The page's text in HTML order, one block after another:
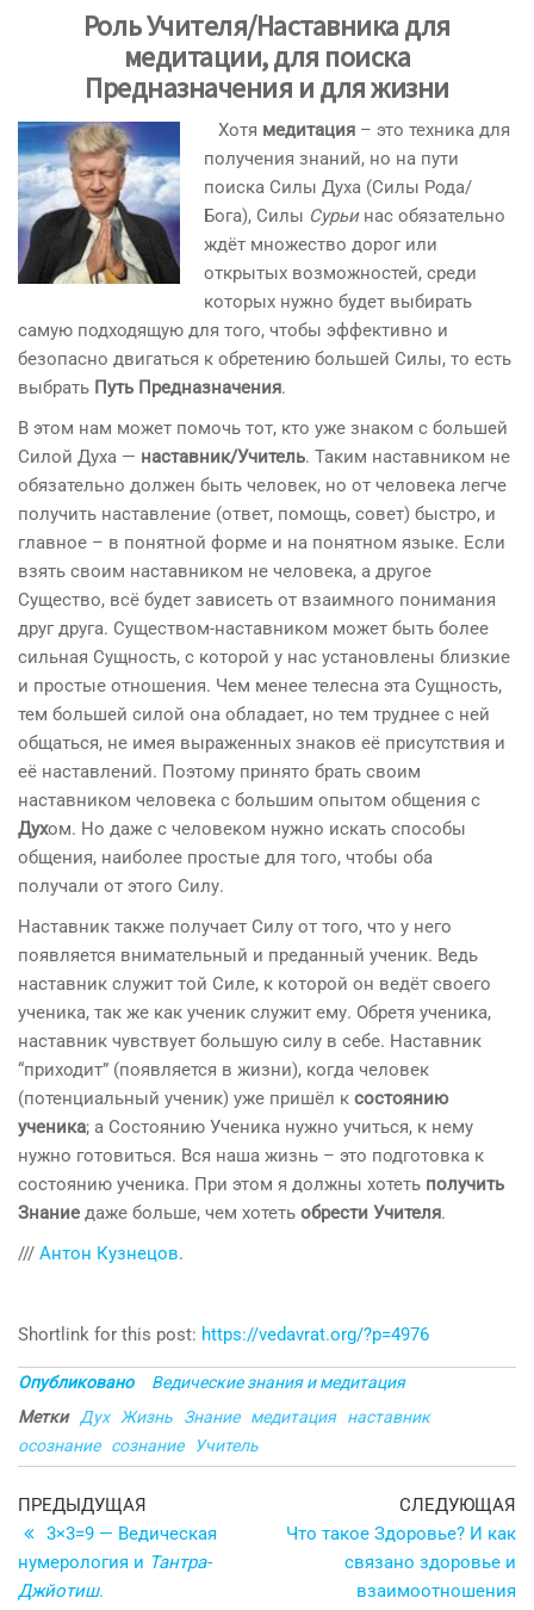
Роль Учителя/Наставника для
медитации, для поиска
Предназначения и для жизни
Хотя медитация – это техника для
получения знаний, но на пути
поиска Силы Духа (Силы Рода/
Бога), Силы Сурьинас обязательно
ждёт множество дорог или
открытых возможностей, среди
которых нужно будет выбирать
самую подходящую для того, чтобы эффективно и
безопасно двигаться к обретению большей Силы, то есть
выбрать Путь Предназначения.
В этом нам может помочь тот, кто уже знаком с большей
Силой Духа — наставник/Учитель. Таким наставником не
обязательно должен быть человек, но от человека легче
получить наставление (ответ, помощь, совет) быстро, и
главное – в понятной форме и на понятном языке. Если
взять своим наставником не человека, а другое
Существо, всё будет зависеть от взаимного понимания
друг друга. Существом-наставником может быть более
сильная Сущность, с которой у нас установлены близкие
и простые отношения. Чем менее телесна эта Сущность,
тем большей силой она обладает, но тем труднее с ней
общаться, не имея выраженных знаков её присутствия и
её наставлений. Поэтому принято брать своим
наставником человека с большим опытом общения с
Духом. Но даже с человеком нужно искать способы
общения, наиболее простые для того, чтобы оба
получали от этого Силу.
Наставник также получает Силу от того, что у него
появляется внимательный и преданный ученик. Ведь
наставник служит той Силе, к которой он ведёт своего
ученика, так же как ученик служит ему. Обретя ученика,
наставник чувствует большую силу в себе. Наставник
“приходит” (появляется в жизни), когда человек
(потенциальный ученик) уже пришёл к состоянию
ученика; а Состоянию Ученика нужно учиться, к нему
нужно готовиться. Вся наша жизнь – это подготовка к
состоянию ученика. При этом я должны хотеть получить
Знание даже больше, чем хотеть обрести Учителя.
/// Антон Кузнецов.
Shortlink for this post: https://vedavrat.org/?p=4976
Опубликовано
Ведические знания и медитация
Метки
Дух Жизнь Знание медитация
наставник
осознание
сознание Учитель
Навигация
по
записям
Предыдущая
запись
ПРЕДЫДУЩАЯ
3×3=9 — Ведическая
нумерология и Тантра-
Джйотиш.
СЛЕДУЮЩАЯ
Что такое Здоровье? И как
связано здоровье и
взаимоотношения